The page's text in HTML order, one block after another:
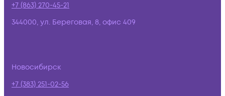
+7 (863) 270-45-21
344000, ул. Береговая, 8, офис 409
Новосибирск
+7 (383) 251-02-56